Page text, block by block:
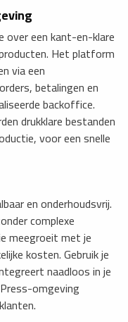
een kant-en-klare
Het platform
via een
betalingen en
backoffice.
drukklare bestanden
voor een snelle
en onderhoudsvrij.
complexe
meegroeit met je
kosten. Gebruik je
naadloos in je
omgeving